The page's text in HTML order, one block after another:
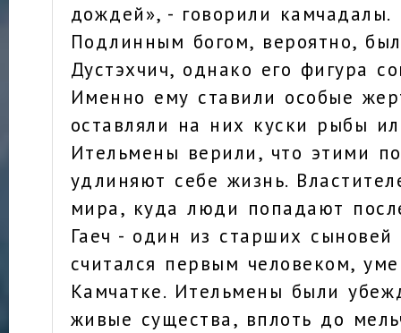
дождей», - говорили камчадалы.
Подлинным богом, вероятно,
Дустэхчич, однако его фигура
Именно ему ставили особые
оставляли на них куски рыбы
Ительмены верили, что этими
удлиняют себе жизнь.
мира, куда люди попадают
Гаеч - один из старших сыновей
считался первым человеком,
Камчатке. Ительмены были
живые существа, вплоть до